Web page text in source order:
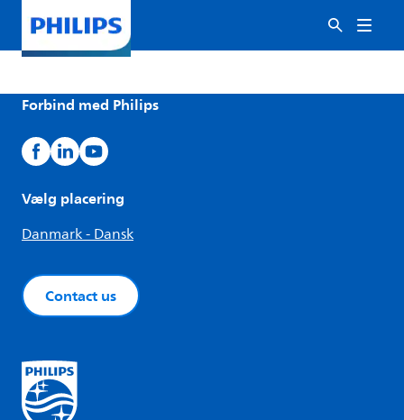
Forbind med Philips
Vælg placering
Danmark - Dansk
Contact us